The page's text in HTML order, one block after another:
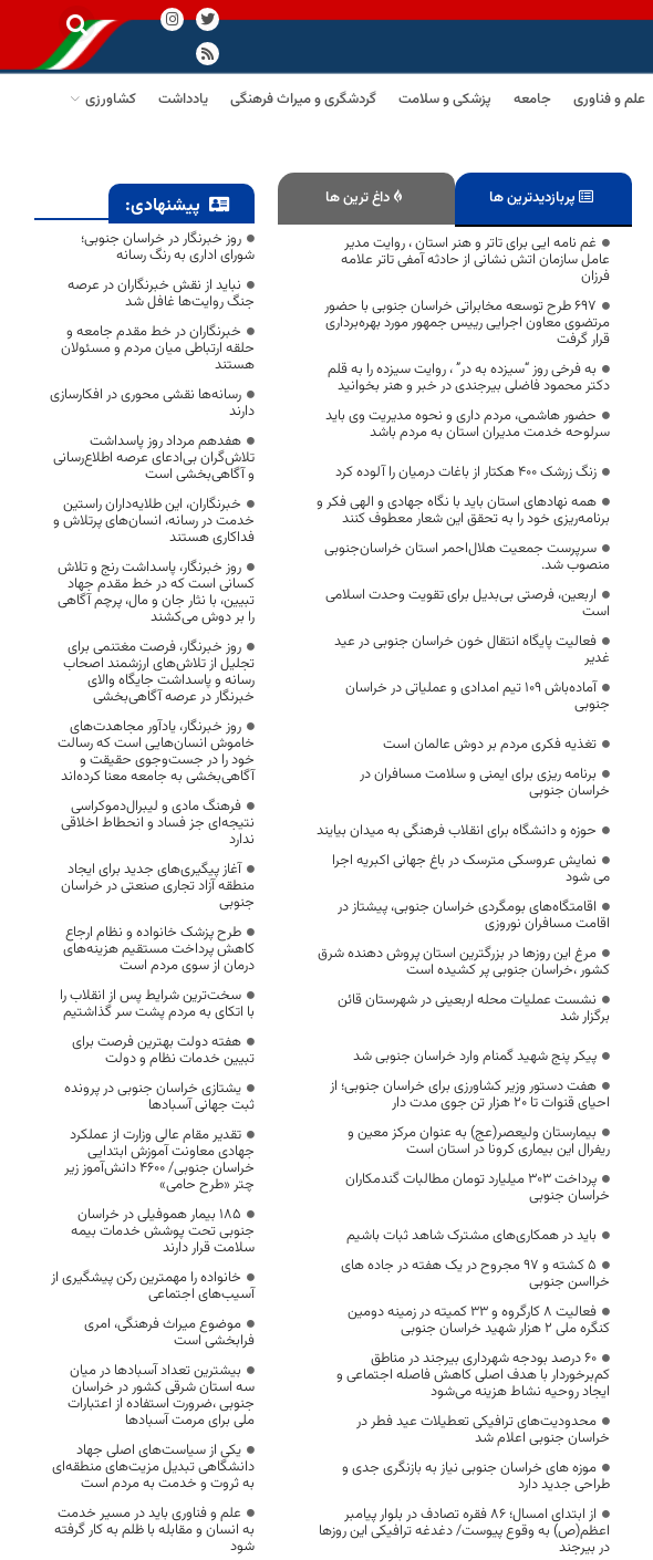
علم و فناوری جامعه پزشکی و سلامت گردشگری و میراث فرهنگی یادداشت
کشاورزی
پربازدیدترین ها داغ ترین ها
غم نامه ایی برای تاتر و هنر استان ، روایت مدیر
عامل سازمان اتش نشانی از حادثه آمفی تاتر علامه
فرزان
697 طرح توسعه مخابراتی خراسان جنوبی با حضور
مرتضوی معاون اجرایی رییس جمهور مورد بهره‌برداری
قرار گرفت
به فرخی روز “سیزده به در” ، روایت سیزده را به قلم
دکتر محمود فاضلی بیرجندی در خبر و هنر بخوانید
حضور هاشمی، مردم داری و نحوه مدیریت وی باید
سرلوحه خدمت مدیران استان به مردم باشد
زنگ زرشک ۴۰۰ هکتار از باغات درمیان را آلوده کرد
همه نهادهای استان باید با نگاه جهادی و الهی فکر و
برنامه‌ریزی خود را به تحقق این شعار معطوف کنند
سرپرست جمعیت هلال‌احمر استان خراسان‌جنوبی
منصوب شد.
اربعین، فرصتی بی‌بدیل برای تقویت وحدت اسلامی
است
فعالیت پایگاه انتقال خون خراسان جنوبی در عید
غدیر
آماده‌باش ۱۰۹ تیم امدادی و عملیاتی در خراسان
جنوبی
تغذیه فکری مردم بر دوش عالمان است
برنامه ریزی برای ایمنی و سلامت مسافران در
خراسان جنوبی
حوزه و دانشگاه برای انقلاب فرهنگی به میدان بیایند
نمایش عروسکی مترسک در باغ جهانی اکبریه اجرا
می شود
اقامتگاه‌های بومگردی خراسان جنوبی، پیشتاز در
اقامت مسافران نوروزی
مرغ این روزها در بزرگترین استان پروش دهنده شرق
کشور ،خراسان جنوبی پر کشیده است
نشست عملیات محله اربعینی در شهرستان قائن
برگزار شد
پیکر پنج شهید گمنام وارد خراسان جنوبی شد
هفت دستور وزیر کشاورزی برای خراسان جنوبی؛ از
احیای قنوات تا ۲۰ هزار تن جوی مدت دار
بیمارستان ولیعصر(عج) به عنوان مرکز معین و
ریفرال این بیماری کرونا در استان است
پرداخت ۳۰۳ میلیارد تومان مطالبات گندمکاران
خراسان جنوبی
باید در همکاری‌های مشترک شاهد ثبات باشیم
۵ کشته و ۹۷ مجروح در یک هفته در جاده های
خرااسن جنوبی
فعالیت ۸ کارگروه و ۳۳ کمیته در زمینه دومین
کنگره ملی ۲ هزار شهید خراسان جنوبی
۶۰ درصد بودجه شهرداری بیرجند در مناطق
کم‌برخوردار با هدف اصلی کاهش فاصله اجتماعی و
ایجاد روحیه نشاط هزینه می‌شود
محدودیت‌های ترافیکی تعطیلات عید فطر در
خراسان جنوبی اعلام شد
موزه های خراسان جنوبی نیاز به بازنگری جدی و
طراحی جدید دارد
از ابتدای امسال؛ ۸۶ فقره تصادف در بلوار پيامبر
اعظم(ص) به وقوع پیوست/ دغدغه ترافیکی این روزها
در بیرجند
پیشنهادی:
روز خبرنگار در خراسان جنوبی؛
شورای اداری به رنگ رسانه
نباید از نقش خبرنگاران در عرصه
جنگ روایت‌ها غافل شد
خبرنگاران در خط مقدم جامعه و
حلقه ارتباطی میان مردم و مسئولان
هستند
رسانه‌ها نقشی محوری در افکارسازی
دارند
هفدهم مرداد روز پاسداشت
تلاش‌گران بی‌ادعای عرصه اطلاع‌رسانی
و آگاهی‌بخشی است
خبرنگاران، این طلایه‌داران راستین
خدمت در رسانه، انسان‌های پرتلاش و
فداکاری هستند
روز خبرنگار، پاسداشت رنج و تلاش
کسانی است که در خط مقدم جهاد
تبیین، با نثار جان و مال، پرچم آگاهی
را بر دوش می‌کشند
روز خبرنگار، فرصت مغتنمی برای
تجلیل از تلاش‌های ارزشمند اصحاب
رسانه و پاسداشت جایگاه والای
خبرنگار در عرصه آگاهی‌بخشی
روز خبرنگار، یادآور مجاهدت‌های
خاموش انسان‌هایی است که رسالت
خود را در جست‌وجوی حقیقت و
آگاهی‌بخشی به جامعه معنا کرده‌اند
فرهنگ مادی و لیبرال‌دموکراسی
نتیجه‌ای جز فساد و انحطاط اخلاقی
ندارد
آغاز پیگیری‌های جدید برای ایجاد
منطقه آزاد تجاری صنعتی در خراسان
جنوبی
طرح پزشک خانواده و نظام ارجاع
کاهش پرداخت مستقیم هزینه‌های
درمان از سوی مردم است
سخت‌ترین شرایط پس از انقلاب را
با اتکای به مردم پشت سر گذاشتیم
هفته دولت بهترین فرصت برای
تبیین خدمات نظام و دولت
یشتازی خراسان جنوبی در پرونده
ثبت جهانی آسبادها
تقدیر مقام عالی وزارت از عملکرد
جهادی معاونت آموزش ابتدایی
خراسان جنوبی/ ۴۶۰۰ دانش‌آموز زیر
چتر «طرح حامی»
۱۸۵ بیمار هموفیلی در خراسان
جنوبی تحت پوشش خدمات بیمه
سلامت قرار دارند
خانواده را مهمترین رکن پیشگیری از
آسیب‌های اجتماعی
موضوع میراث فرهنگی، امری
فرابخشی است
بیشترین تعداد آسبادها در میان
سه استان شرقی کشور در خراسان
جنوبی ،ضرورت استفاده از اعتبارات
ملی برای مرمت آسبادها
یکی از سیاست‌های اصلی جهاد
دانشگاهی تبدیل مزیت‌های منطقه‌ای
به ثروت و خدمت به مردم است
علم و فناوری باید در مسیر خدمت
به انسان و مقابله با ظلم به کار گرفته
شود